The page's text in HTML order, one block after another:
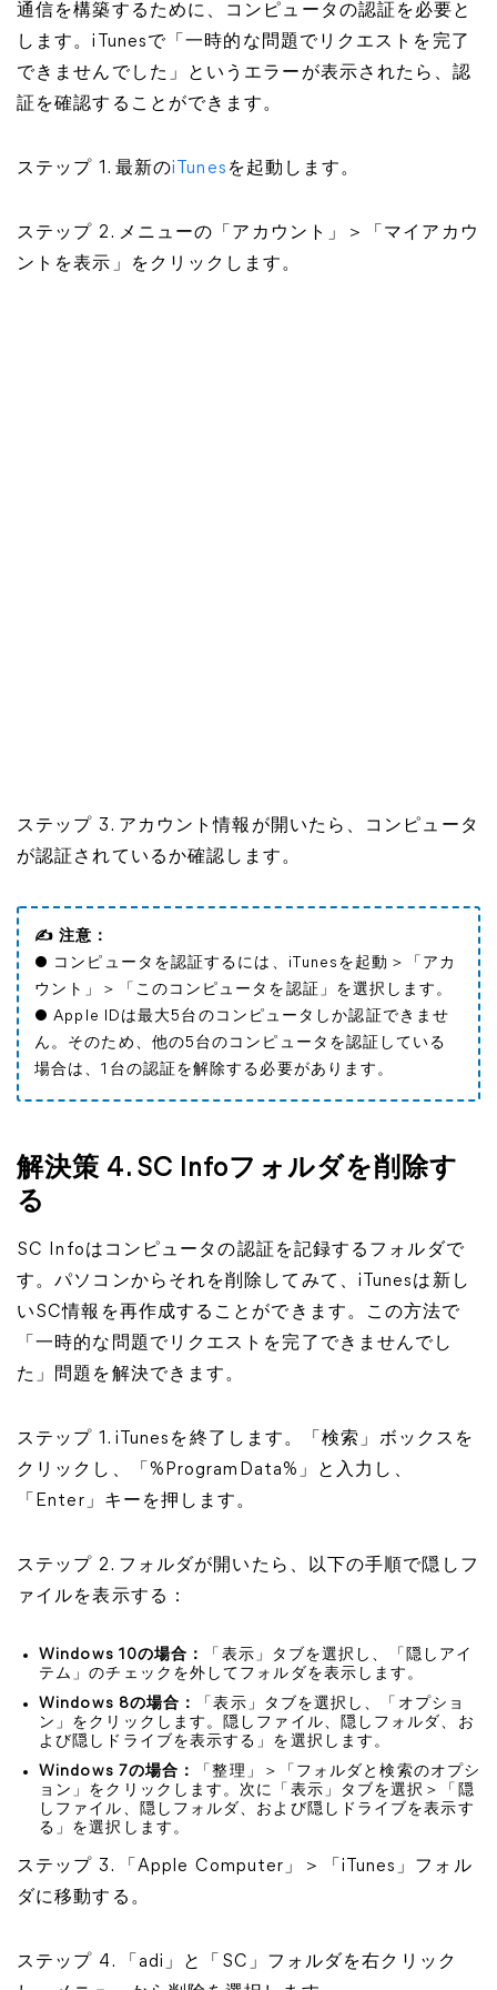
通信を構築するために、コンピュータの認証を必要と
します。iTunesで「一時的な問題でリクエストを完了
できませんでした」というエラーが表示されたら、認
証を確認することができます。
ステップ 1. 最新のiTunes を起動します。
ステップ 2. メニューの「アカウント」＞「マイアカウ
ントを表示」をクリックします。
ステップ 3. アカウント情報が開いたら、コンピュータ
が認証されているか確認します。
✍ 注意：
● コンピュータを認証するには、iTunesを起動＞「アカ
ウント」＞「このコンピュータを認証」を選択します。
● Apple IDは最大5台のコンピュータしか認証できませ
ん。そのため、他の5台のコンピュータを認証している
場合は、1台の認証を解除する必要があります。
解決策 4. SC Infoフォルダを削除す
る
SC Infoはコンピュータの認証を記録するフォルダで
す。パソコンからそれを削除してみて、iTunesは新し
いSC情報を再作成することができます。この方法で
「一時的な問題でリクエストを完了できませんでし
た」問題を解決できます。
ステップ 1. iTunesを終了します。「検索」ボックスを
クリックし、「%ProgramData%」と入力し、
「Enter」キーを押します。
ステップ 2. フォルダが開いたら、以下の手順で隠しフ
ァイルを表示する：
Windows 10の場合：
「表示」タブを選択し、「隠しアイ
テム」のチェックを外してフォルダを表示します。
Windows 8の場合：
「表示」タブを選択し、「オプショ
ン」をクリックします。隠しファイル、隠しフォルダ、お
よび隠しドライブを表示する」を選択します。
Windows 7の場合：
「整理」＞「フォルダと検索のオプシ
ョン」をクリックします。次に「表示」タブを選択＞「隠
しファイル、隠しフォルダ、および隠しドライブを表示す
る」を選択します。
ステップ 3. 「Apple Computer」＞「iTunes」フォル
ダに移動する。
ステップ 4. 「adi」と「SC」フォルダを右クリック